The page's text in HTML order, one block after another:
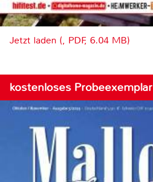
Jetzt laden (, PDF, 6.04 MB)
kostenloses Probeexemplar